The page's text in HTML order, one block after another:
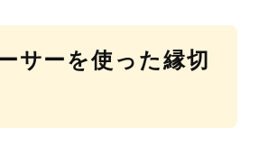
サーを使った縁切